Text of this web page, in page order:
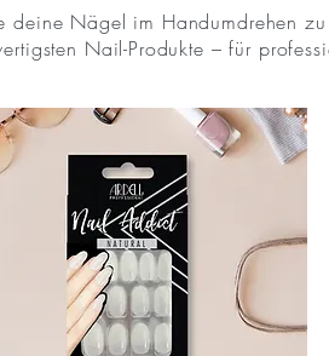
deine Nägel im Handumdrehen
Nail-Produkte – für